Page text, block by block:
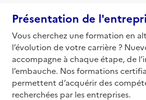
Présentation de
Vous cherchez une formation en
l’évolution de votre carrière ?
accompagne à chaque étape, de
l’embauche. Nos formations
permettent d’acquérir des
recherchées par les entreprises.